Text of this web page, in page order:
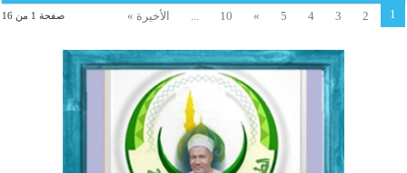
صفحة 1 من 16 1
2
3
4
5
»
10 الأخيرة »